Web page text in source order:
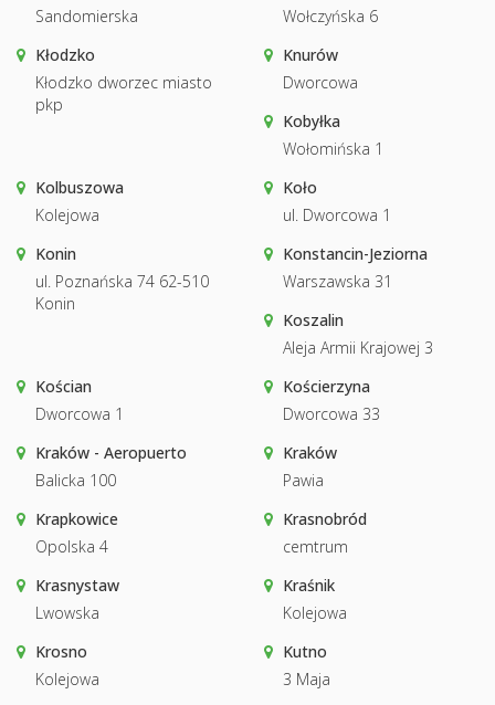
Sandomierska
Wołczyńska 6
Kłodzko
Kłodzko dworzec miasto
pkp
Knurów
Dworcowa
Kobyłka
Wołomińska 1
Kolbuszowa
Kolejowa
Koło
ul. Dworcowa 1
Konin
ul. Poznańska 74 62-510
Konin
Konstancin-Jeziorna
Warszawska 31
Koszalin
Aleja Armii Krajowej 3
Kościan
Dworcowa 1
Kościerzyna
Dworcowa 33
Kraków - Aeropuerto
Balicka 100
Kraków
Pawia
Krapkowice
Opolska 4
Krasnobród
cemtrum
Krasnystaw
Lwowska
Kraśnik
Kolejowa
Krosno
Kolejowa
Kutno
3 Maja